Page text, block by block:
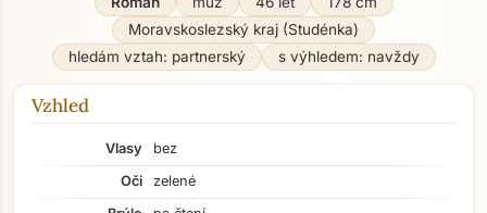
Moravskoslezský kraj (Studénka)
hledám vztah: partnerský
s výhledem: navždy
Vzhled
Vlasy
bez
Oči
zelené